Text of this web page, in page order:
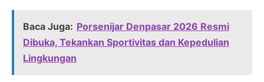
Baca Juga: Porsenijar Denpasar 2026 Resmi
Dibuka, Tekankan Sportivitas dan Kepedulian
Lingkungan